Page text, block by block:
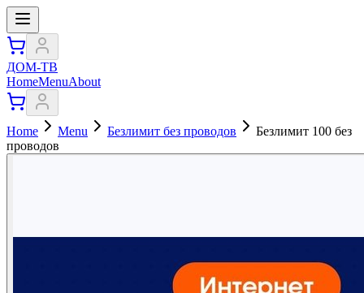
ДОМ-ТВ
HomeMenuAbout
Home Menu Безлимит без проводов
Безлимит 100 без
проводов